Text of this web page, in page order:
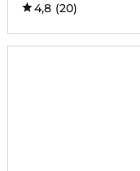
4,8 (20)